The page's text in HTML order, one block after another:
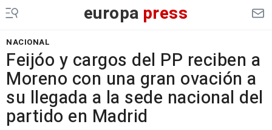
europa press
NACIONAL
Feijóo y cargos del PP reciben a
Moreno con una gran ovación a
su llegada a la sede nacional del
partido en Madrid